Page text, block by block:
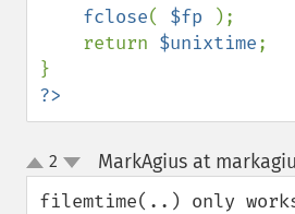
fclose( $fp
);
    return
$unixtime;
?>
up
down
2 MarkAgius at
filemtime(..) only